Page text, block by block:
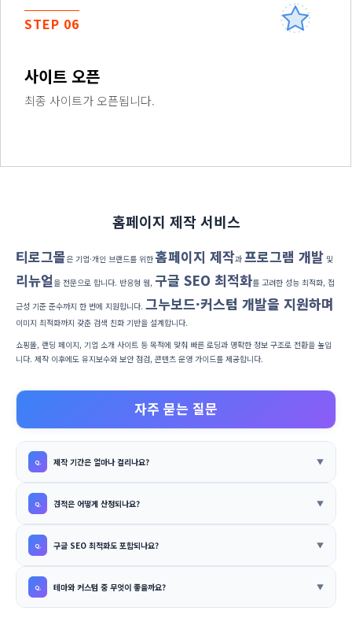
STEP 06
사이트 오픈
최종 사이트가 오픈됩니다.
홈페이지 제작 서비스
티로그몰은 기업·개인 브랜드를 위한 홈페이지 제작과 프로그램 개발 및
리뉴얼 을 전문으로 합니다. 반응형 웹, 구글 SEO 최적화를 고려한 성능 최적화, 접
근성 기준 준수까지 한 번에 지원합니다. 그누보드·커스텀 개발을 지원하며
이미지 최적화까지 갖춘 검색 친화 기반을 설계합니다.
쇼핑몰, 랜딩 페이지, 기업 소개 사이트 등 목적에 맞춰 빠른 로딩과 명확한 정보 구조로 전환을 높입
니다. 제작 이후에도 유지보수와 보안 점검, 콘텐츠 운영 가이드를 제공합니다.
자주 묻는 질문
제작 기간은 얼마나 걸리나요?
견적은 어떻게 산정되나요?
구글 SEO 최적화도 포함되나요?
테마와 커스텀 중 무엇이 좋을까요?